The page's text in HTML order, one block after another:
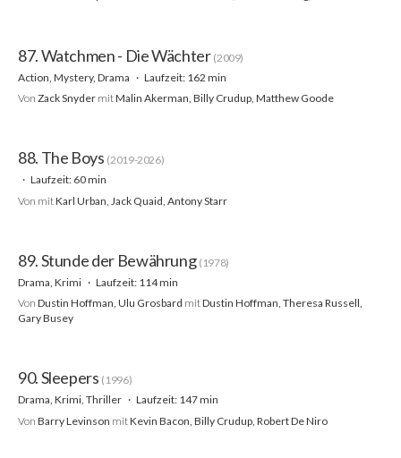
87. Watchmen - Die Wächter (2009)
Action, Mystery, Drama
Laufzeit: 162 min
Von Zack Snyder mitMalin Akerman, Billy Crudup, Matthew Goode
88. The Boys (2019-2026)
Laufzeit: 60 min
Von mitKarl Urban, Jack Quaid, Antony Starr
89. Stunde der Bewährung (1978)
Drama, Krimi
Laufzeit: 114 min
Von Dustin Hoffman, Ulu Grosbard mitDustin Hoffman, Theresa Russell,
Gary Busey
90. Sleepers (1996)
Drama, Krimi, Thriller
Laufzeit: 147 min
Von Barry Levinson mitKevin Bacon, Billy Crudup, Robert De Niro